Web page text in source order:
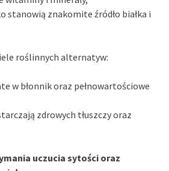
znakomite źródło białka i
roślinnych alternatyw:
w błonnik oraz pełnowartościowe
zdrowych tłuszczy oraz
uczucia sytości oraz